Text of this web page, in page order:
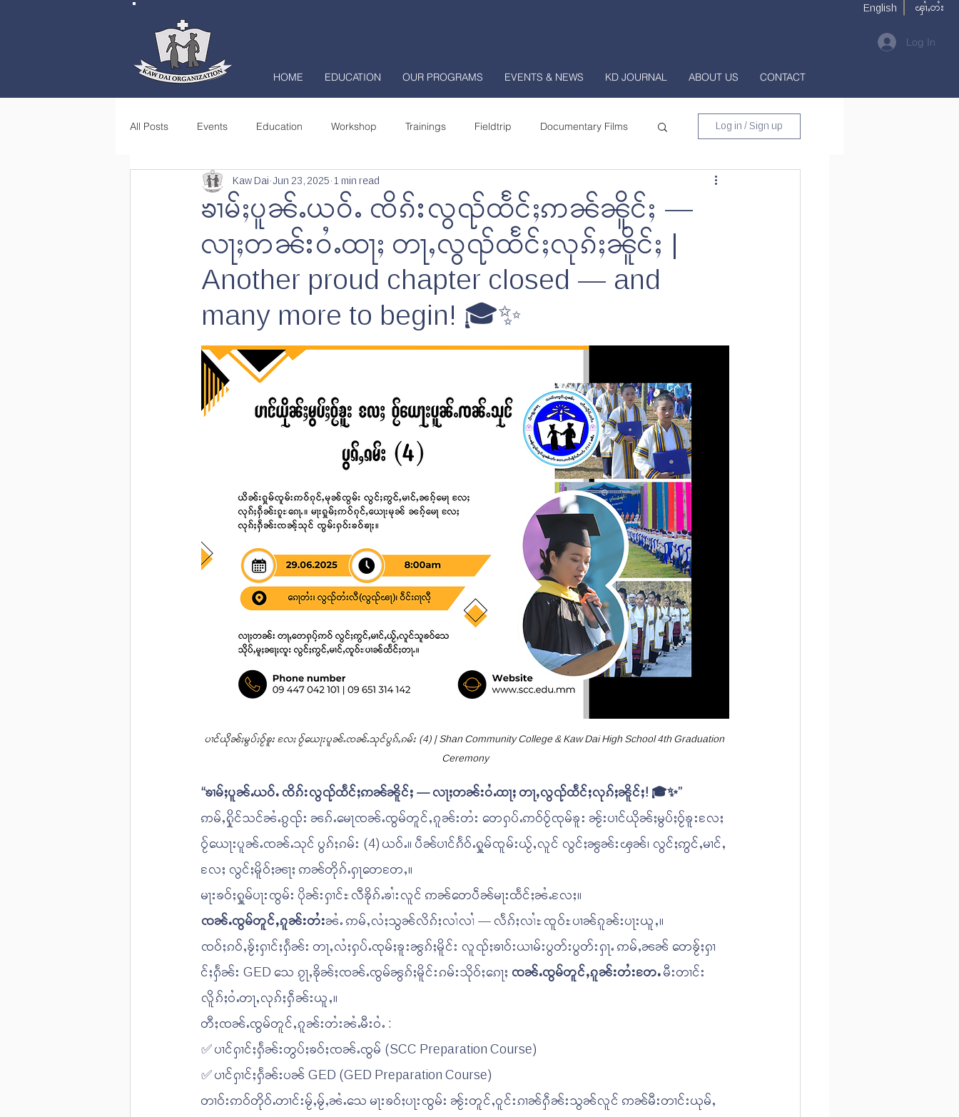
English
Log In
HOME EDUCATION OUR PROGRAMS EVENTS & NEWS KD JOURNAL ABOUT US CONTACT
ၾၢႆႇတႆး
All Posts Events Education Workshop Trainings Fieldtrip Documentary Films
Community Learning Center Shan Community College
Community Empowerment Journal
Log in / Sign up
ၶၢမ်ႈပူၼ်ႉယဝ်ႉ ၸိၵ်းလွၺ်ထႅင်ႈဢၼ်ၼိူင်ႈ —
လႃႈတၼ်းဝႆႉထႃႈ တႃႇလွၺ်ထႅင်ႈလုၵ်ႈၼိူင်ႈ |
Another proud chapter closed — and
many more to begin! 🎓✨
Kaw Dai Jun 23, 2025 1 min read
ပၢင်ယိုၼ်ႈမွပ်ႈဝႂ်ၶူး လႄႈ ဝႂ်ယေႃးပူၼ်ႉၸၼ်ႉသုင်ပွၵ်ႇၵမ်း (4) | Shan Community College & Kaw Dai High School 4th Graduation
Ceremony
“ၶၢမ်ႈပူၼ်ႉယဝ်ႉ ၸိၵ်းလွၺ်ထႅင်ႈဢၼ်ၼိူင်ႈ— လႃႈတၼ်းဝႆႉထႃႈ တႃႇလွၺ်ထႅင်ႈလုၵ်ႈၼိူင်ႈ! 🎓✨”
ဢမ်ႇႁိုင်သင်ၼႆႉၵွၺ်း ၼၵ်ႉမေႃၸၼ်ႉၸွမ်တူင်ႇၵူၼ်းတႆး တေႁပ်ႉဢဝ်ဝႂ်ၸုမ်ၶူး ၼႂ်းပၢင်ယိုၼ်ႈမွပ်ႈဝႂ်ၶူးလႄႈ
ဝႂ်ယေႃးပူၼ်ႉၸၼ်ႉသုင် ပွၵ်ႈၵမ်း (4) ယဝ်ႉ။ ပဵၼ်ပၢင်ၵႅဝ်ႉႁူမ်ၸူမ်းယႂ်ႇလူင် လွင်ႈၼွၼ်းၾၼ်၊ လွင်ႈဢွင်ႇမၢင်ႇ
လႄႈ လွင်ႈမိူဝ်ႈၼႃႈ ဢၼ်တိုၵ်ႉႁႃတေတႄႇ။
မႃးၶဝ်ႈႁူမ်ပႃးၸွမ်း ပိုၼ်းႁၢင်ႊလီၶိုၵ်ႉၶၢႆးလူင် ဢၼ်တေပဵၼ်မႃးထႅင်ႈၼႆႉလႄႈ။
ၸၼ်ႉၸွမ်တူင်ႇၵူၼ်းတႆးၼႆႉ ဢမ်ႇလႆႈသွၼ်လိၵ်ႈလၢႆလၢႆ — လႅၵ်ႈလၢႆႊၸူဝ်ႊပၢၼ်ၵူၼ်းပႃးယူႇ။
ၸဝ်ႈၵဝ်ႇၶႂ်ႈႁၢင်ႈႁႅၼ်း တႃႇလႆႈႁပ်ႉၸုမ်ႈၶူးၼွၵ်ႈမိူင်း လူၺ်ႈၶၢဝ်းယၢမ်းပွတ်းပွတ်းႁႃႉ ဢမ်ႇၼၼ် တေၶႂ်ႈႁၢ
င်ႈႁႅၼ်း GED သေ ၵႂႃႇၶိုၼ်ႈၸၼ်ႉၸွမ်ၼွၵ်ႈမိူင်းၵမ်းသိုဝ်ႈၵေႃႈ ၸၼ်ႉၸွမ်တူင်ႇၵူၼ်းတႆးတႄႉ မီးတၢင်း
လိူၵ်ႈဝႆႉတႃႇလုၵ်ႈႁဵၼ်းယူႇ။
တီႈၸၼ်ႉၸွမ်တူင်ႇၵူၼ်းတႆးၼႆႉမီးဝႆႉ :
✅ ပၢင်ႁၢင်ႈႁႅၼ်းတွပ်ႈၶဝ်ႈၸၼ်ႉၸွမ် (SCC Preparation Course)
✅ ပၢင်ႁၢင်ႈႁႅၼ်းပၼ် GED (GED Preparation Course)
တၢဝ်းဢဝ်တိုဝ်ႉတၢင်းမႂ်ႇမႂ်ႇၼႆႉသေ မႃးၶဝ်ႈပႃးၸွမ်း ၼႂ်းတူင်ႇဝူင်းၵၢၼ်ႁဵၼ်းသွၼ်လူင် ဢၼ်မီးတၢင်းယုမ်ႇ